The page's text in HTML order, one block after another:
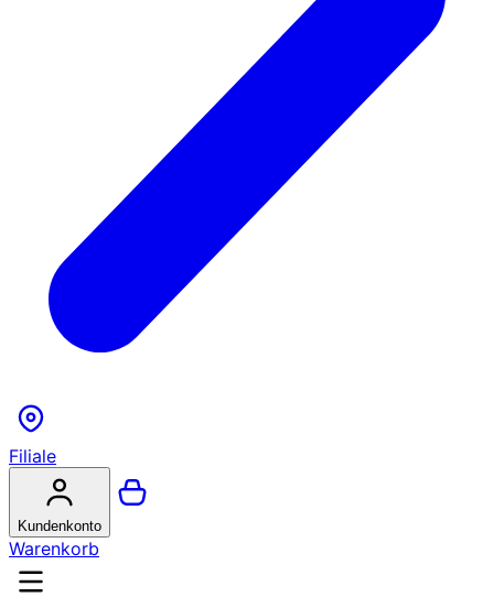
Filiale
Kundenkonto
Warenkorb